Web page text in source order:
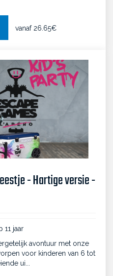
vanaf 26.65€
- Hartige versie -
11 jaar
avontuur met onze
voor kinderen van 6 tot
ui...